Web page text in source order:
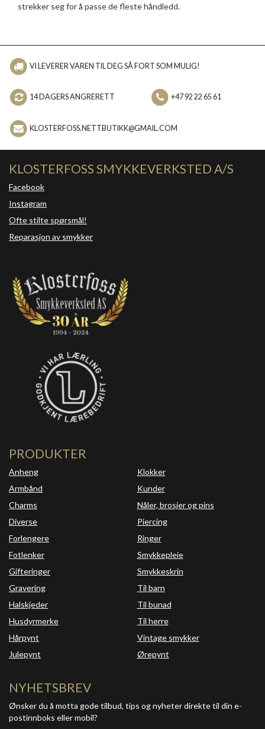
strekker seg for å passe de fleste håndledd.
VI LEVERER VAREN TIL DEG SÅ FORT SOM MULIG!
14 DAGERS ANGRERETT +47 92 22 65 61
KLOSTERFOSS.NETTBUTIKK@GMAIL.COM
KLOSTERFOSS SMYKKEVERKSTED A/S
Facebook
Instagram
Ofte stilte spørsmål!
Reparasjon av smykker
PRODUKTER
Anheng
Armbånd
Charms
Diverse
Forlengere
Fotlenker
Gifteringer
Gravering
Halskjeder
Husdyrmerke
Hårpynt
Julepynt
Klokker
Kunder
Nåler, brosjer og pins
Piercing
Ringer
Smykkepleie
Smykkeskrin
Til barn
Til bunad
Til herre
Vintage smykker
Ørepynt
NYHETSBREV
Ønsker du å motta gode tilbud, tips og nyheter direkte til din e-
postinnboks eller mobil?